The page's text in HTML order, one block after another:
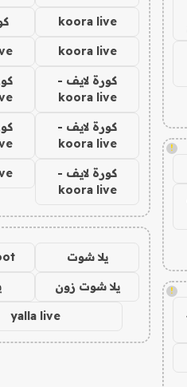
!
!
koora live
koora live
كورة لايف -
koora live
كورة لايف -
koora live
كورة لايف -
koora live
يلا شوت
يلا شوت زون
yalla live